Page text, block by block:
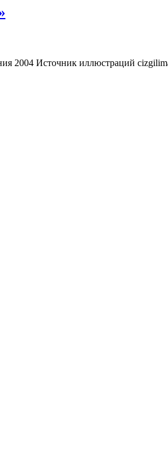
2004 Источник иллюстраций